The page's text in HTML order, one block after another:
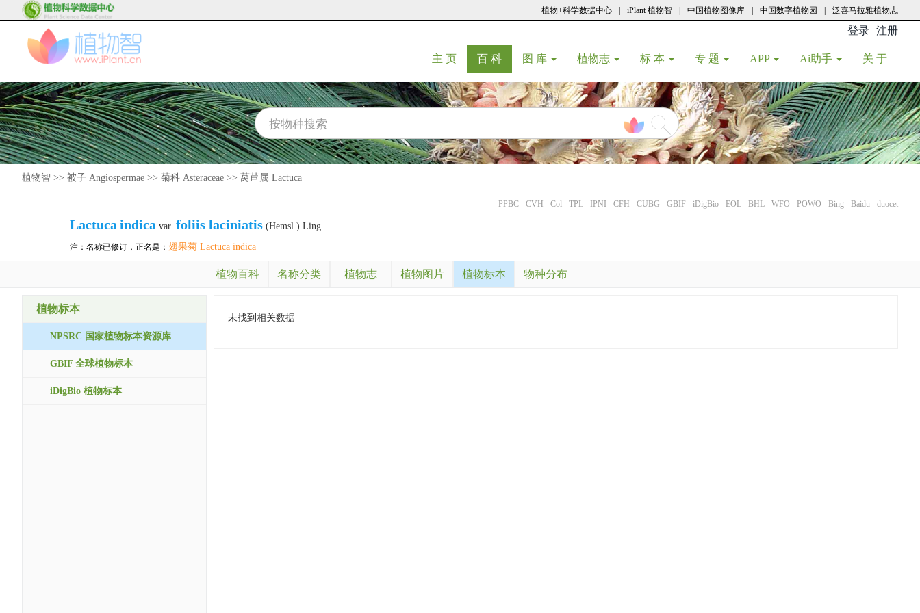
植物+科学数据中心 iPlant 植物智 中国植物图像库 中国数字植物园 泛喜马拉雅植物志
登录 注册
主 页(current)
百 科(current)
图 库 植物志 标 本 专 题 APP Ai助手 关 于
植物智 >> 被子 Angiospermae >> 菊科 Asteraceae >> 莴苣属 Lactuca
PPBC CVH Col TPL IPNI CFH CUBG GBIF iDigBio EOL BHL WFO POWO Bing Baidu duocet
Lactuca indica var. foliis laciniatis (Hemsl.) Ling
注：名称已修订，正名是： 翅果菊 Lactuca indica
植物百科 名称分类 植物志 植物图片 植物标本 物种分布
植物标本
NPSRC 国家植物标本资源库
GBIF 全球植物标本
iDigBio 植物标本
未找到相关数据